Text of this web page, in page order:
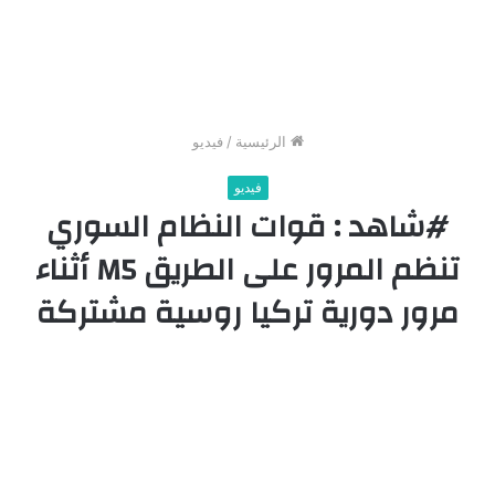
الرئيسية / فيديو
فيديو
#شاهد : قوات النظام السوري
تنظم المرور على الطريق M5 أثناء
مرور دورية تركيا روسية مشتركة